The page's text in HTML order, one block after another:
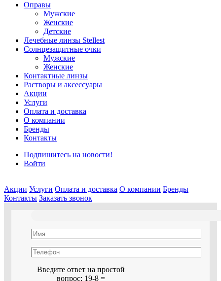
Оправы
Мужские
Женские
Детские
Лечебные линзы Stellest
Солнцезащитные очки
Мужские
Женские
Контактные линзы
Растворы и аксессуары
Акции
Услуги
Оплата и доставка
О компании
Бренды
Контакты
Подпишитесь на новости!
Войти
Акции Услуги Оплата и доставка О компании Бренды
Контакты Заказать звонок
Введите ответ на простой
вопрос: 19-8 =